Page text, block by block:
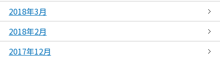
2018年3月
2018年2月
2017年12月